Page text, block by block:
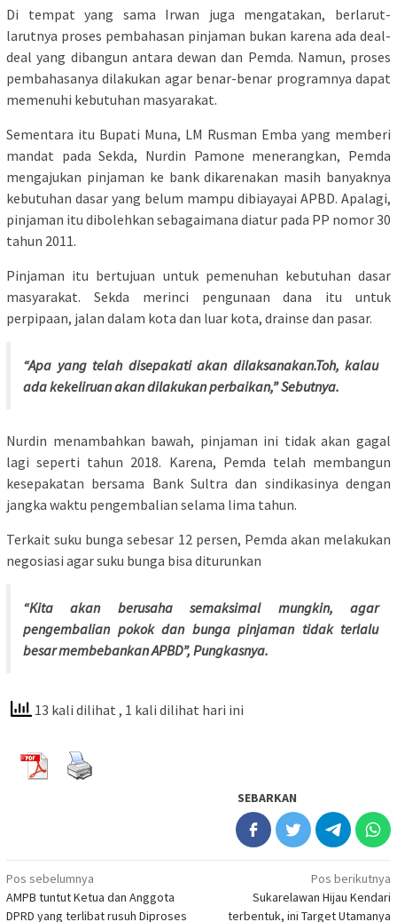
Di tempat yang sama Irwan juga mengatakan, berlarut-
larutnya proses pembahasan pinjaman bukan karena ada deal-
deal yang dibangun antara dewan dan Pemda. Namun, proses
pembahasanya dilakukan agar benar-benar programnya dapat
memenuhi kebutuhan masyarakat.
Sementara itu Bupati Muna, LM Rusman Emba yang memberi
mandat pada Sekda, Nurdin Pamone menerangkan, Pemda
mengajukan pinjaman ke bank dikarenakan masih banyaknya
kebutuhan dasar yang belum mampu dibiayayai APBD. Apalagi,
pinjaman itu dibolehkan sebagaimana diatur pada PP nomor 30
tahun 2011.
Pinjaman itu bertujuan untuk pemenuhan kebutuhan dasar
masyarakat. Sekda merinci pengunaan dana itu untuk
perpipaan, jalan dalam kota dan luar kota, drainse dan pasar.
“Apa yang telah disepakati akan dilaksanakan.Toh, kalau
ada kekeliruan akan dilakukan perbaikan,” Sebutnya.
Nurdin menambahkan bawah, pinjaman ini tidak akan gagal
lagi seperti tahun 2018. Karena, Pemda telah membangun
kesepakatan bersama Bank Sultra dan sindikasinya dengan
jangka waktu pengembalian selama lima tahun.
Terkait suku bunga sebesar 12 persen, Pemda akan melakukan
negosiasi agar suku bunga bisa diturunkan
“Kita akan berusaha semaksimal mungkin, agar
pengembalian pokok dan bunga pinjaman tidak terlalu
besar membebankan APBD”, Pungkasnya.
13 kali dilihat , 1 kali dilihat hari ini
SEBARKAN
Navigasi
pos
Pos sebelumnya
AMPB tuntut Ketua dan Anggota
DPRD yang terlibat rusuh Diproses
Pos berikutnya
Sukarelawan Hijau Kendari
terbentuk, ini Target Utamanya